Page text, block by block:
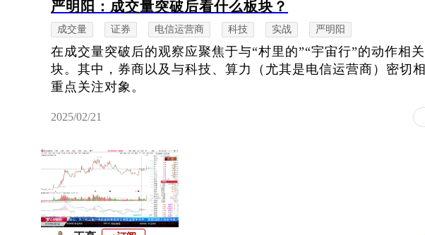
严明阳：成交量突破后看什么板块？
成交量 证券 电信运营商 科技 实战 严明阳
在成交量突破后的观察应聚焦于与“村里的”“宇宙行”的动作相
块。其中，券商以及与科技、算力（尤其是电信运营商）密切
重点关注对象。
2025/02/21